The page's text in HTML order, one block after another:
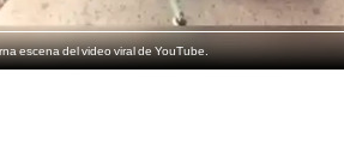
escena del video viral de YouTube.